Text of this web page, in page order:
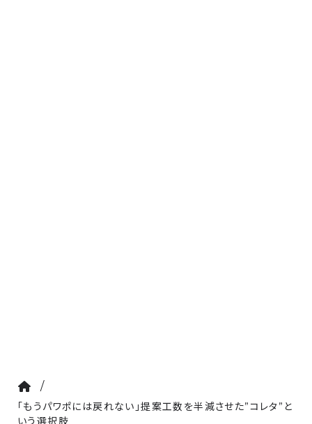
/
「もうパワポには戻れない」提案工数を半減させた”コレタ”と
いう選択肢